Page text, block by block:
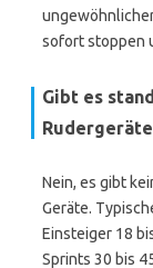
sofort stoppen
Gibt es
Nein, es gibt
Geräte.
Einsteiger 18
Sprints 30 bis